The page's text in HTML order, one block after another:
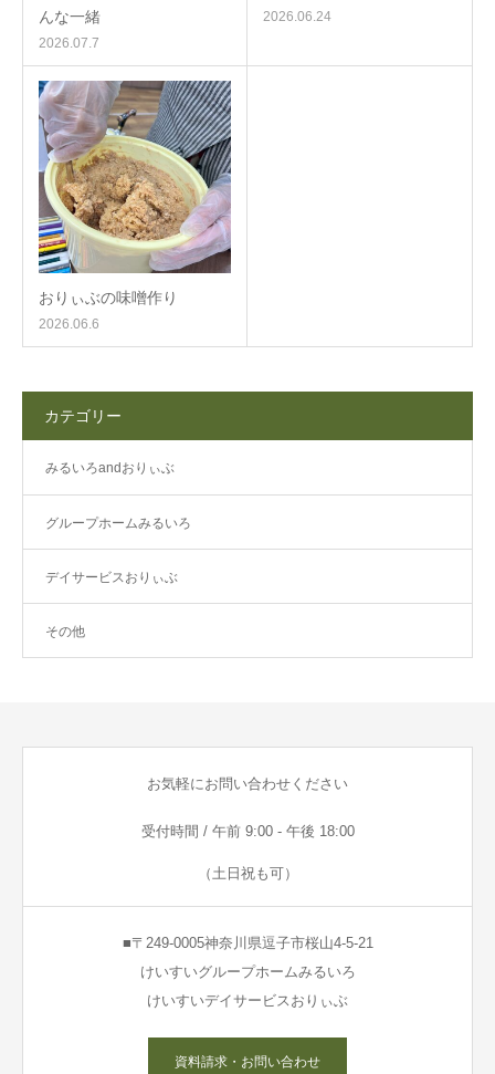
んな一緒
2026.07.7
2026.06.24
おりぃぶの味噌作り
2026.06.6
カテゴリー
みるいろandおりぃぶ
グループホームみるいろ
デイサービスおりぃぶ
その他
お気軽にお問い合わせください
受付時間 / 午前 9:00 - 午後 18:00
（土日祝も可）
■〒249-0005神奈川県逗子市桜山4-5-21
けいすいグループホームみるいろ
けいすいデイサービスおりぃぶ
資料請求・お問い合わせ